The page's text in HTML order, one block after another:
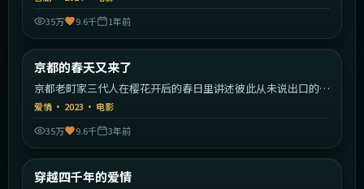
35万
9.6千 1年前
热门
京都的春天又来了
京都老町家三代人在樱花开后的春日里讲述彼此从未说出口的
事。
爱情 · 2023 · 电影
35万
9.6千 3年前
热门
穿越四千年的爱情